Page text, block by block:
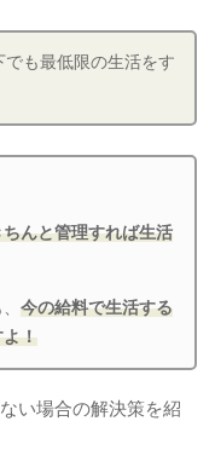
も最低限の生活をす
んと管理すれば生活
、今の給料で生活する
よ！
い場合の解決策を紹